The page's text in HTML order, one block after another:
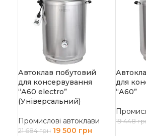
Автоклав побутовий
для консервування
“А60 electro”
(Універсальний)
Промислові автоклави
21 684грн 19 500 грн
для
“А60”
19 448